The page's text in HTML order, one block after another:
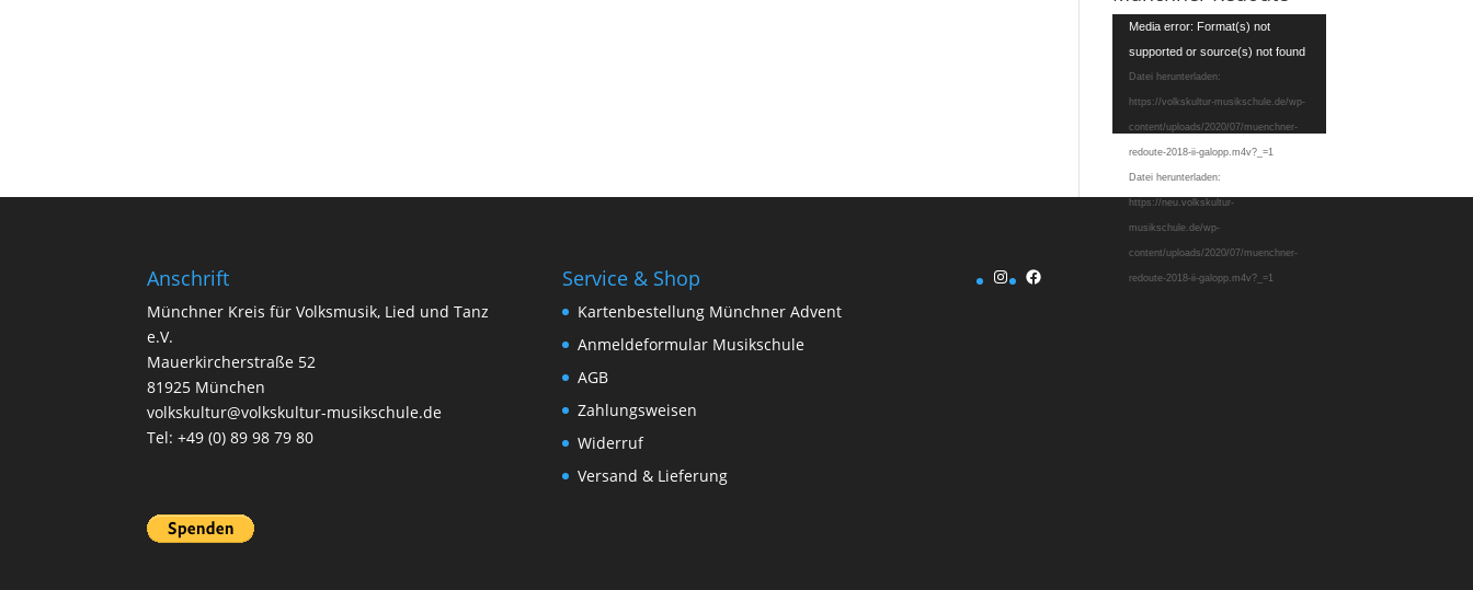
Video-
Player
Media error: Format(s) not
supported or source(s) not found
Datei herunterladen:
https://volkskultur-musikschule.de/wp-
content/uploads/2020/07/muenchner-
redoute-2018-ii-galopp.m4v?_=1
Datei herunterladen:
https://neu.volkskultur-
musikschule.de/wp-
content/uploads/2020/07/muenchner-
redoute-2018-ii-galopp.m4v?_=1
Anschrift
Münchner Kreis für Volksmusik, Lied und Tanz
e.V.
Mauerkircherstraße 52
81925 München
volkskultur@volkskultur-musikschule.de
Tel: +49 (0) 89 98 79 80
Service & Shop
Kartenbestellung Münchner Advent
Anmeldeformular Musikschule
AGB
Zahlungsweisen
Widerruf
Versand & Lieferung
Instagram
Facebook